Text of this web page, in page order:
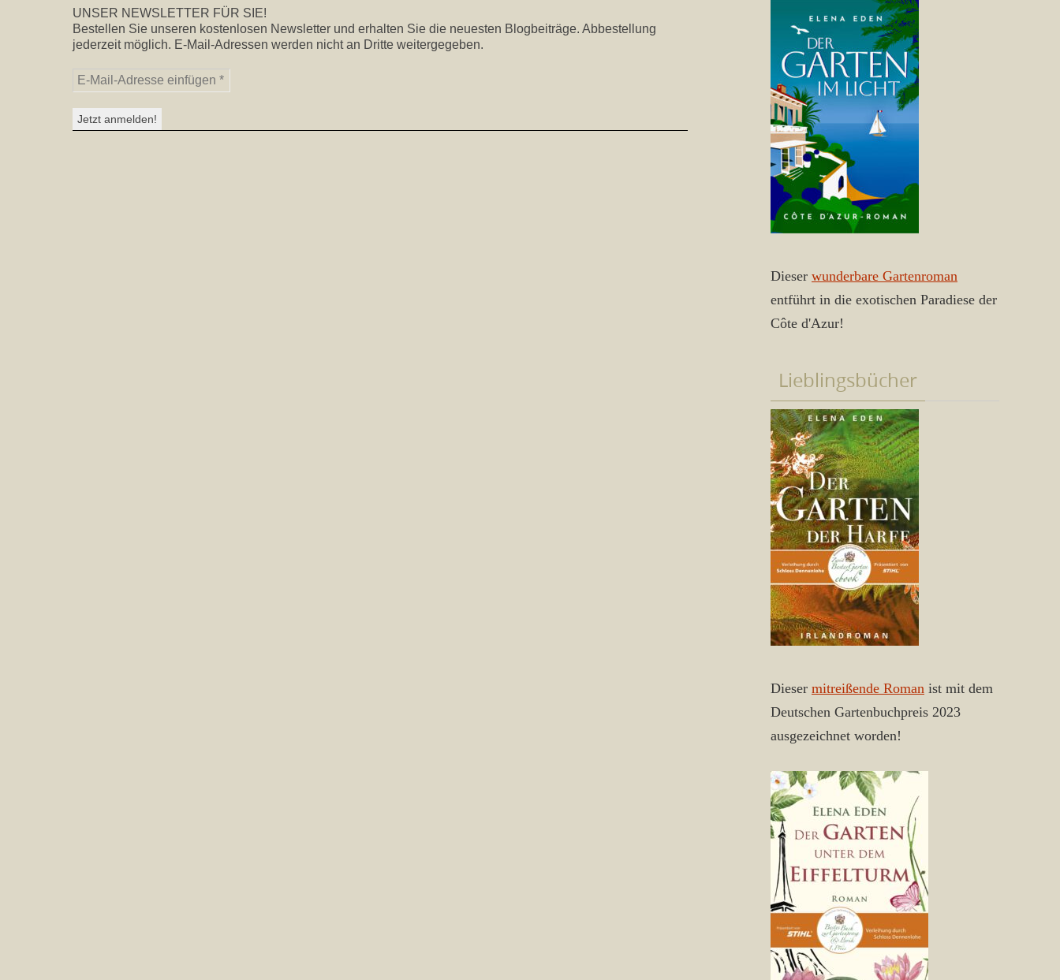
UNSER NEWSLETTER FÜR SIE!
Bestellen Sie unseren kostenlosen Newsletter und erhalten Sie die neuesten Blogbeiträge. Abbestellung
jederzeit möglich. E-Mail-Adressen werden nicht an Dritte weitergegeben.
Dieser wunderbare Gartenroman
entführt in die exotischen Paradiese der
Côte d'Azur!
Lieblingsbücher
Dieser mitreißende Roman ist mit dem
Deutschen Gartenbuchpreis 2023
ausgezeichnet worden!